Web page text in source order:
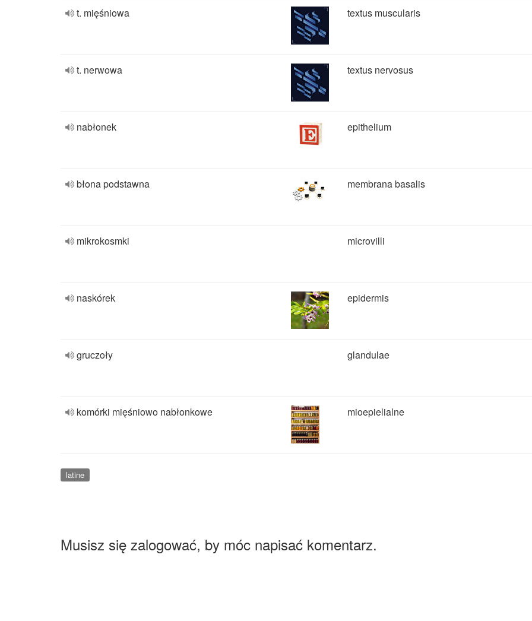
t. mięśniowa textus muscularis
t. nerwowa textus nervosus
nabłonek epithelium
błona podstawna membrana basalis
mikrokosmki microvilli
naskórek epidermis
gruczoły glandulae
komórki mięśniowo nabłonkowe mioepielialne
latine
Musisz się zalogować, by móc napisać komentarz.